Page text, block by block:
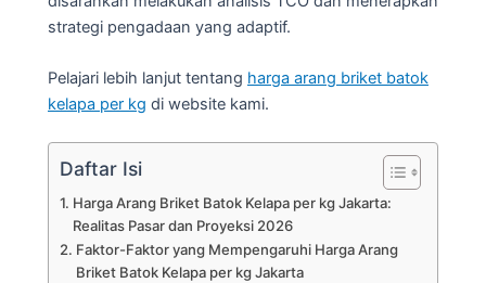
strategi pengadaan yang adaptif.
Pelajari lebih lanjut tentang harga arang briket batok
kelapa per kg di website kami.
Daftar Isi
Harga Arang Briket Batok Kelapa per kg Jakarta:
Realitas Pasar dan Proyeksi 2026
Faktor-Faktor yang Mempengaruhi Harga Arang
Briket Batok Kelapa per kg Jakarta